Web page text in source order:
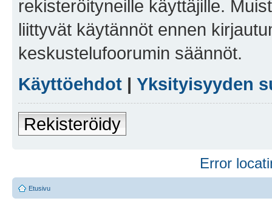
rekisteröityneille käyttäjille.
liittyvät käytännöt ennen
keskustelufoorumin säännöt.
Käyttöehdot | Yksityisyyden
Rekisteröidy
Error
Etusivu